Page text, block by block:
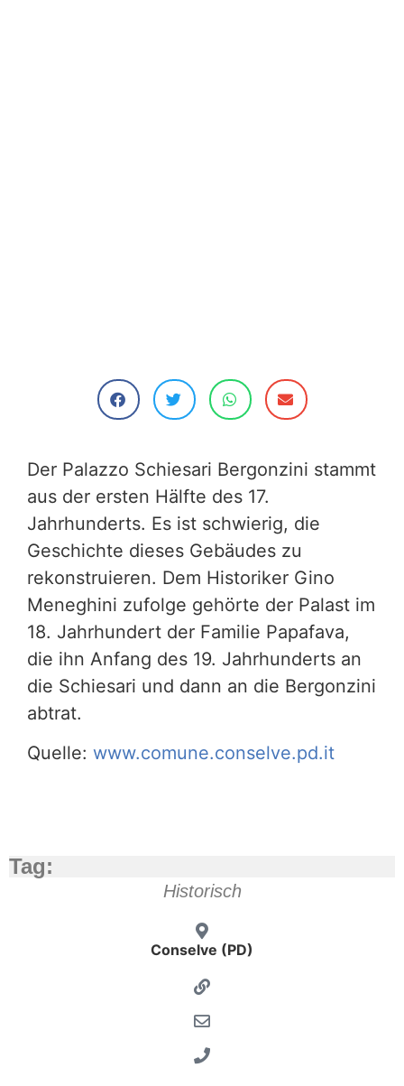
Der Palazzo Schiesari Bergonzini stammt
aus der ersten Hälfte des 17.
Jahrhunderts. Es ist schwierig, die
Geschichte dieses Gebäudes zu
rekonstruieren. Dem Historiker Gino
Meneghini zufolge gehörte der Palast im
18. Jahrhundert der Familie Papafava,
die ihn Anfang des 19. Jahrhunderts an
die Schiesari und dann an die Bergonzini
abtrat.
Quelle: www.comune.conselve.pd.it
Tag:
Historisch
Conselve (PD)